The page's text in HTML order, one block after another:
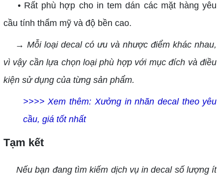
• Rất phù hợp cho in tem dán các mặt hàng yêu
cầu tính thẩm mỹ và độ bền cao.
→ Mỗi loại decal có ưu và nhược điểm khác nhau,
vì vậy cần lựa chọn loại phù hợp với mục đích và điều
kiện sử dụng của từng sản phẩm.
>>>> Xem thêm: Xưởng in nhãn decal theo yêu
cầu, giá tốt nhất
Tạm kết
Nếu bạn đang tìm kiếm dịch vụ in decal số lượng ít